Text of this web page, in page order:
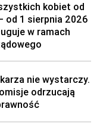
kobiet od
od 1 sierpnia 2026
w ramach
nie wystarczy.
odrzucają